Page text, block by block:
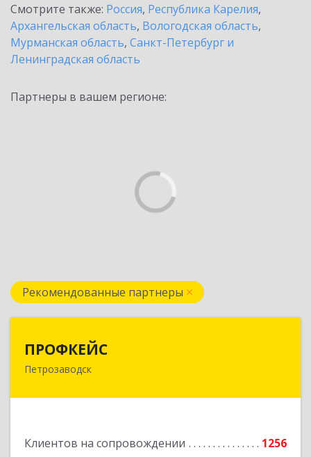
Смотрите также: Россия, Республика Карелия,
Архангельская область, Вологодская область,
Мурманская область, Санкт-Петербург и
Ленинградская область
Партнеры в вашем регионе:
Рекомендованные партнеры
ПРОФКЕЙС
Петрозаводск
Клиентов на сопровождении
1256
185035, Карелия Респ, Петрозаводск г, Красная